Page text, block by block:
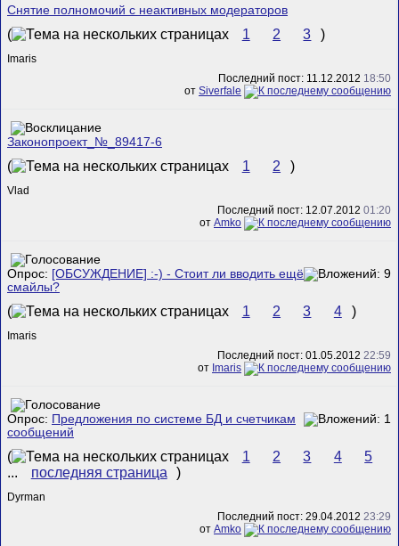
Снятие полномочий с неактивных модераторов
( 1 2 3 )
Imaris
Последний пост: 11.12.2012 18:50
от Siverfale
Законопроект_№_89417-6
( 1 2 )
Vlad
Последний пост: 12.07.2012 01:20
от Amko
Опрос: [ОБСУЖДЕНИЕ] :-) - Стоит ли вводить ещё
смайлы?
( 1 2 3 4 )
Imaris
Последний пост: 01.05.2012 22:59
от Imaris
Опрос: Предложения по системе БД и счетчикам
сообщений
( 1 2 3 4
5
...
последняя страница )
Dyrman
Последний пост: 29.04.2012 23:29
от Amko